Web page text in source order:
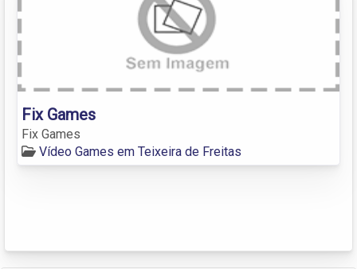
Fix Games
Fix Games
Vídeo Games em Teixeira de Freitas